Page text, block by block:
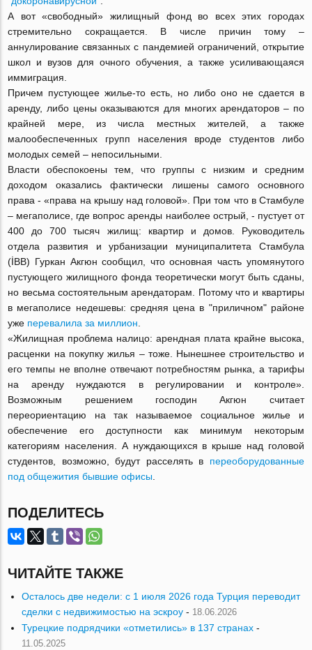
А вот «свободный» жилищный фонд во всех этих городах
стремительно сокращается. В числе причин тому –
аннулирование связанных с пандемией ограничений, открытие
школ и вузов для очного обучения, а также усиливающаяся
иммиграция.
Причем пустующее жилье-то есть, но либо оно не сдается в
аренду, либо цены оказываются для многих арендаторов – по
крайней мере, из числа местных жителей, а также
малообеспеченных групп населения вроде студентов либо
молодых семей – непосильными.
Власти обеспокоены тем, что группы с низким и средним
доходом оказались фактически лишены самого основного
права - «права на крышу над головой». При том что в Стамбуле
– мегаполисе, где вопрос аренды наиболее острый, - пустует от
400 до 700 тысяч жилищ: квартир и домов. Руководитель
отдела развития и урбанизации муниципалитета Стамбула
(İBB) Гуркан Акгюн сообщил, что основная часть упомянутого
пустующего жилищного фонда теоретически могут быть сданы,
но весьма состоятельным арендаторам. Потому что и квартиры
в мегаполисе недешевы: средняя цена в "приличном" районе
уже перевалила за миллион
«Жилищная проблема налицо: арендная плата крайне высока,
расценки на покупку жилья – тоже. Нынешнее строительство и
его темпы не вполне отвечают потребностям рынка, а тарифы
на аренду нуждаются в регулировании и контроле».
Возможным решением господин Акгюн считает
переориентацию на так называемое социальное жилье и
обеспечение его доступности как минимум некоторым
категориям населения. А нуждающихся в крыше над головой
студентов, возможно, будут расселять в переоборудованные
под общежития бывшие офисы
ПОДЕЛИТЕСЬ
ЧИТАЙТЕ ТАКЖЕ
Осталось две недели: с 1 июля 2026 года Турция переводит
сделки с недвижимостью на эскроу - 18.06.2026
Турецкие подрядчики «отметились» в 137 странах -
11.05.2025